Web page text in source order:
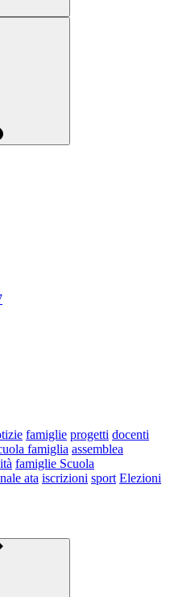
famiglie progetti docenti
famiglia assemblea
famiglie Scuola
ata iscrizioni sport Elezioni